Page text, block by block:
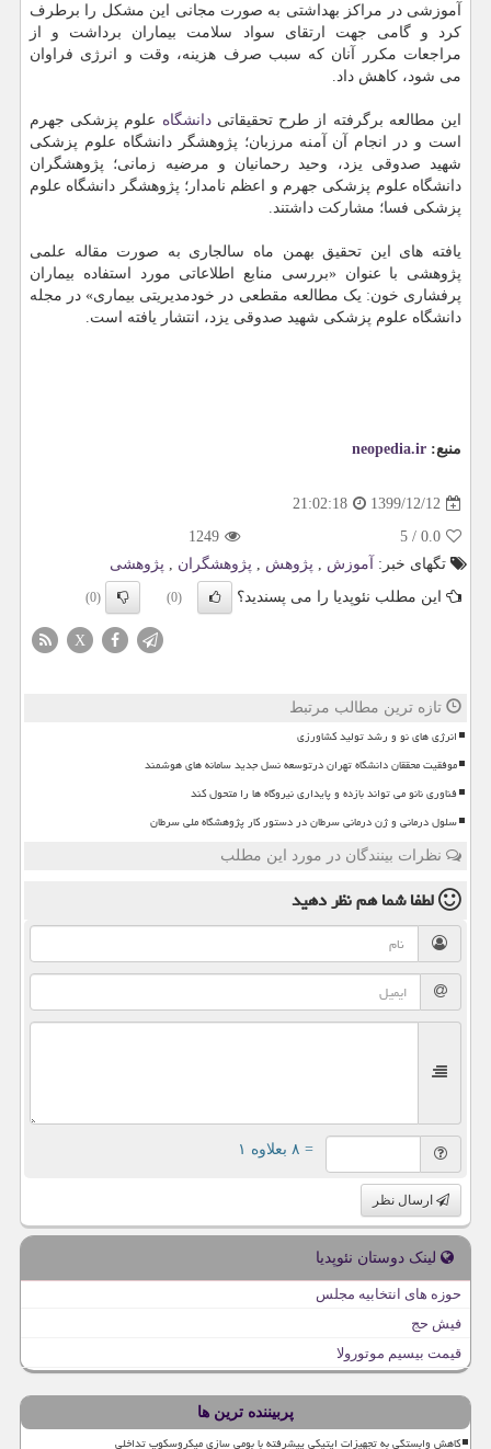
آموزشی در مراکز بهداشتی به صورت مجانی این مشکل را برطرف
کرد و گامی جهت ارتقای سواد سلامت بیماران برداشت و از
مراجعات مکرر آنان که سبب صرف هزینه، وقت و انرژی فراوان
می شود، کاهش داد.
این مطالعه برگرفته از طرح تحقیقاتیدانشگاه علوم پزشکی جهرم
است و در انجام آن آمنه مرزبان؛ پژوهشگر دانشگاه علوم پزشکی
شهید صدوقی یزد، وحید رحمانیان و مرضیه زمانی؛ پژوهشگران
دانشگاه علوم پزشکی جهرم و اعظم نامدار؛ پژوهشگر دانشگاه علوم
پزشکی فسا؛ مشارکت داشتند.
یافته های این تحقیق بهمن ماه سالجاری به صورت مقاله علمی
پژوهشی با عنوان «بررسی منابع اطلاعاتی مورد استفاده بیماران
پرفشاری خون: یک مطالعه مقطعی در خودمدیریتی بیماری» در مجله
دانشگاه علوم پزشکی شهید صدوقی یزد، انتشار یافته است.
منبع: neopedia.ir
1399/12/12
21:02:18
0.0
/
5
1249
تگهای خبر:
آموزش , پژوهش , پژوهشگران , پژوهشی
این مطلب نئوپدیا را می پسندید؟
(0)
(0)
X
تازه ترین مطالب مرتبط
انرژی های نو و رشد تولید کشاورزی
موفقیت محققان دانشگاه تهران درتوسعه نسل جدید سامانه های هوشمند
فناوری نانو می تواند بازده و پایداری نیروگاه ها را متحول کند
سلول درمانی و ژن درمانی سرطان در دستور کار پژوهشگاه ملی سرطان
نظرات بینندگان در مورد این مطلب
لطفا شما همنظر دهید
= ۸ بعلاوه ۱
ارسال نظر
لینک دوستان نئوپدیا
حوزه های انتخابیه مجلس
فیش حج
قیمت بیسیم موتورولا
پربیننده ترین ها
کاهش وابستگی به تجهیزات اپتیکی پیشرفته با بومی سازی میکروسکوپ تداخلی